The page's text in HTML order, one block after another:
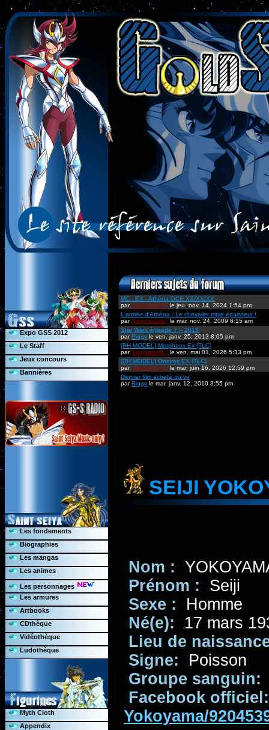
Expo GSS 2012
Le Staff
Jeux concours
Bannières
Les fondements
Biographies
Les mangas
Les animes
Les personnages
Les armures
Artbooks
CDthèque
Vidéothèque
Ludothèque
Myth Cloth
Appendix
MC - EX - Athéna OCE XX/XX/XX
parSagittarius67 le jeu. nov. 14, 2024 1:54 pm
L'armée d'Athéna : Le chevalier triple épaisseur !
parSagittarius67 le mar. nov. 24, 2009 8:15 am
Star Wars épisode 7 -- 2015
parBiggy le ven. janv. 25, 2013 8:05 pm
[RH MODEL] Morpheus Ex (TLC)
parSagittarius67 le ven. mai 01, 2026 5:33 pm
[RH MODEL] Oneiros EX (TLC)
parSagittarius67 le mar. juin 16, 2026 12:59 pm
Dernier film acheté ou vu
parBiggy le mar. janv. 12, 2010 3:55 pm
SEIJI
Nom :
Prénom :
Seiji
Sexe :
Homme
Né(e):
17 mars
Lieu de
Signe:
Poisson
Groupe sanguin:
Facebook officiel:
Yokoyama/